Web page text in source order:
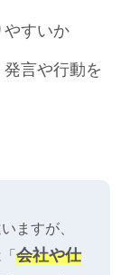
やすいか
言や行動を
ますが、
会社や仕